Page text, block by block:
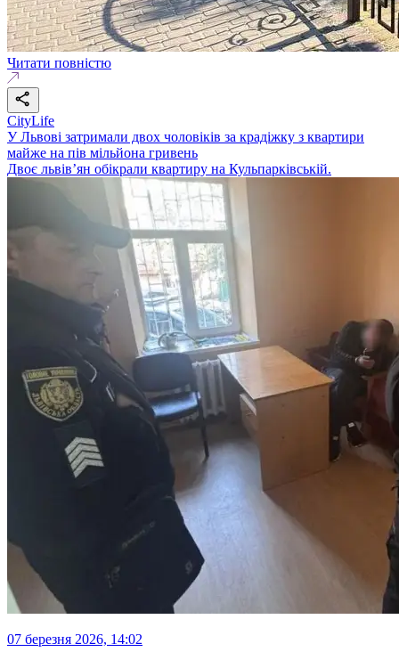
Читати повністю
CityLife
У Львові затримали двох чоловіків за крадіжку з квартири
майже на пів мільйона гривень
Двоє львів’ян обікрали квартиру на Кульпарківській.
07 березня 2026, 14:02